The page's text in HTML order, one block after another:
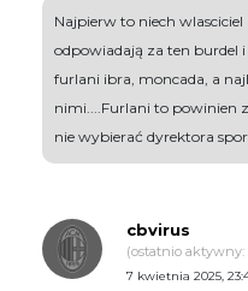
Najpierw to niech
odpowiadają za ten burdel
furlani ibra, moncada, a
nimi....Furlani to powinien
nie wybierać dyrektora
cbvirus
(ostatnio aktywny:
7 kwietnia 2025,